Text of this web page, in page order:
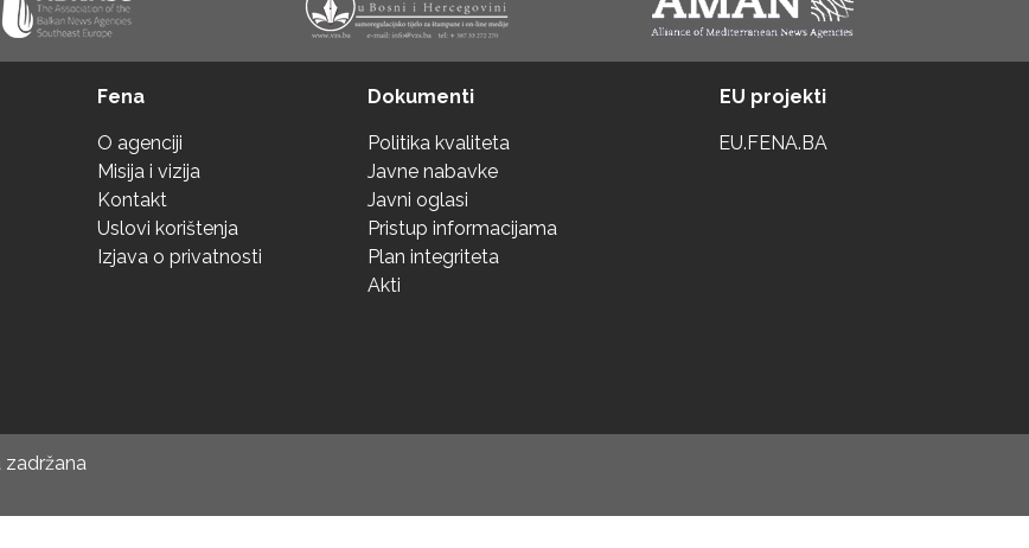
Fena
O agenciji
Misija i vizija
Kontakt
Uslovi korištenja
Izjava o privatnosti
Dokumenti
Politika kvaliteta
Javne nabavke
Javni oglasi
Pristup informacijama
Plan integriteta
Akti
EU projekti
EU.FENA.BA
zadržana